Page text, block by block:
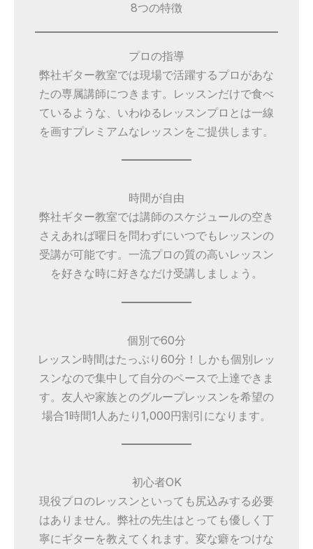
8つの特徴
プロの指導
弊社ギター教室では現場で活躍するプロがあな
たの専属講師につきます。レッスンだけで食べ
ているような、いわゆるレッスンプロとは一線
を画すプレミアムなレッスンをご提供します。
時間が自由
弊社ギター教室では講師のスケジュールの空き
さえあれば曜日を問わずにいつでもレッスンの
受講が可能です。一流プロの質の高いレッスン
を好きな時に好きなだけ受講しましょう。
個別で60分
レッスン時間はたっぷり60分！しかも個別レッ
スンなので集中して自分のペースで上達できま
す。友人や家族とのグループレッスンを希望の
場合1時間1人あたり1,000円割引になります。
初心者OK
現役プロのレッスンといっても尻込みする必要
はありません。弊社の先生はとっても優しく丁
寧にギターを教えてくれます。変な癖をつけな